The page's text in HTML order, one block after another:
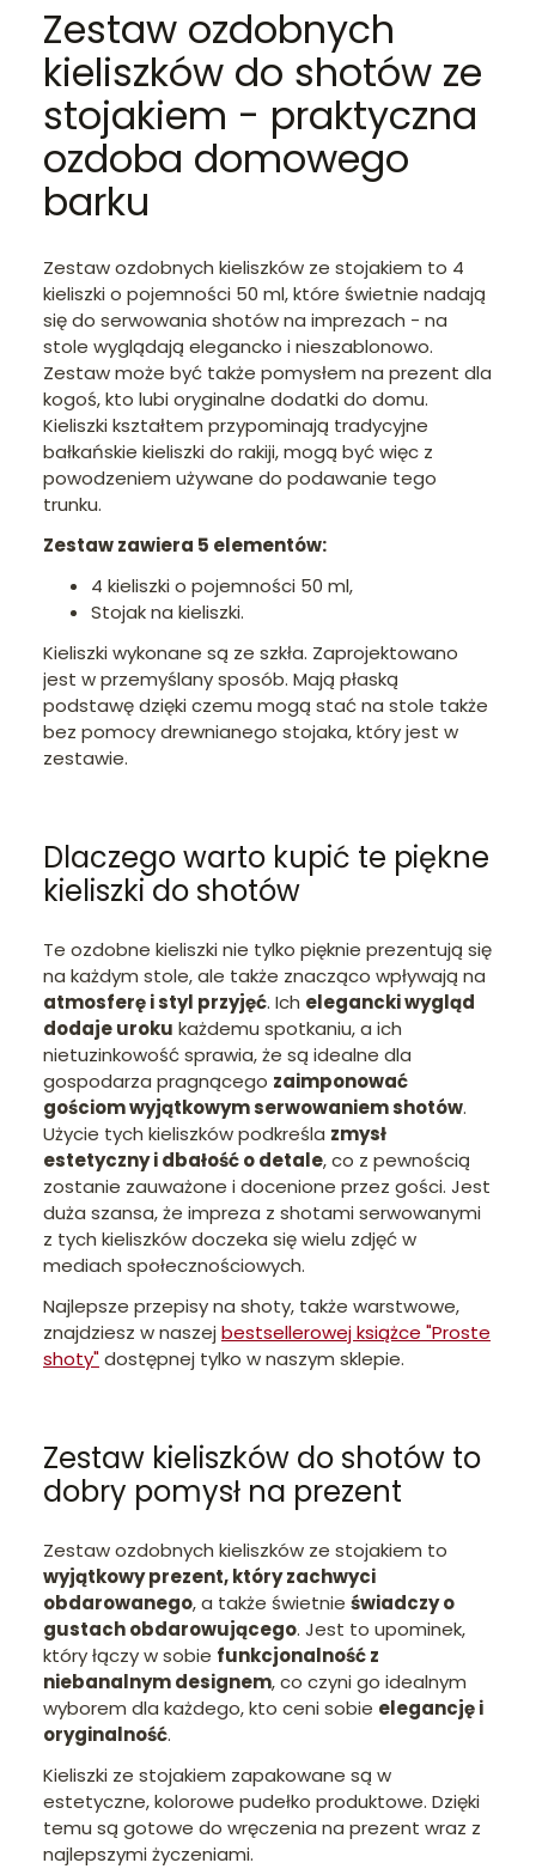
Zestaw ozdobnych
kieliszków do shotów ze
stojakiem - praktyczna
ozdoba domowego
barku
Zestaw ozdobnych kieliszków ze stojakiem to 4
kieliszki o pojemności 50 ml, które świetnie nadają
się do serwowania shotów na imprezach - na
stole wyglądają elegancko i nieszablonowo.
Zestaw może być także pomysłem na prezent dla
kogoś, kto lubi oryginalne dodatki do domu.
Kieliszki kształtem przypominają tradycyjne
bałkańskie kieliszki do rakiji, mogą być więc z
powodzeniem używane do podawanie tego
trunku.
Zestaw zawiera 5 elementów:
4 kieliszki o pojemności 50 ml,
Stojak na kieliszki.
Kieliszki wykonane są ze szkła. Zaprojektowano
jest w przemyślany sposób. Mają płaską
podstawę dzięki czemu mogą stać na stole także
bez pomocy drewnianego stojaka, który jest w
zestawie.
Dlaczego warto kupić te piękne
kieliszki do shotów
Te ozdobne kieliszki nie tylko pięknie prezentują się
na każdym stole, ale także znacząco wpływają na
atmosferę i styl przyjęć. Ich elegancki wygląd
dodaje uroku każdemu spotkaniu, a ich
nietuzinkowość sprawia, że są idealne dla
gospodarza pragnącego zaimponować
gościom wyjątkowym serwowaniem shotów.
Użycie tych kieliszków podkreśla zmysł
estetyczny i dbałość o detale, co z pewnością
zostanie zauważone i docenione przez gości. Jest
duża szansa, że impreza z shotami serwowanymi
z tych kieliszków doczeka się wielu zdjęć w
mediach społecznościowych.
Najlepsze przepisy na shoty, także warstwowe,
znajdziesz w naszejbestsellerowej książce "Proste
shoty"dostępnej tylko w naszym sklepie.
Zestaw kieliszków do shotów to
dobry pomysł na prezent
Zestaw ozdobnych kieliszków ze stojakiem to
wyjątkowy prezent, który zachwyci
obdarowanego, a także świetnie świadczy o
gustach obdarowującego. Jest to upominek,
który łączy w sobie funkcjonalność z
niebanalnym designem, co czyni go idealnym
wyborem dla każdego, kto ceni sobie elegancję i
oryginalność.
Kieliszki ze stojakiem zapakowane są w
estetyczne, kolorowe pudełko produktowe. Dzięki
temu są gotowe do wręczenia na prezent wraz z
najlepszymi życzeniami.